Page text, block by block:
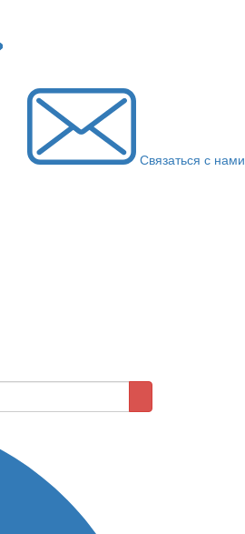
Связаться с нами